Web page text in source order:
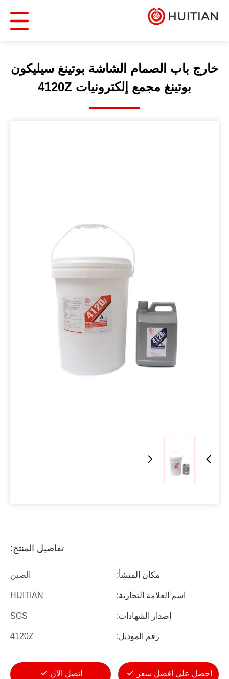
خارج باب الصمام الشاشة بوتينغ سيليكون
بوتينغ مجمع إلكترونيات 4120Z
تفاصيل المنتج:
مكان المنشأ: الصين
اسم العلامة التجارية: HUITIAN
إصدار الشهادات: SGS
رقم الموديل: 4120Z
احصل على افضل سعر اتصل الآن